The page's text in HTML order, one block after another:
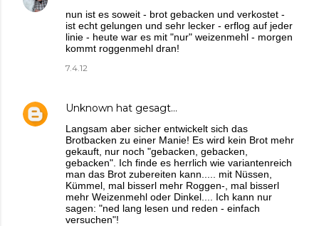
nun ist es soweit - brot gebacken und verkostet -
ist echt gelungen und sehr lecker - erflog auf jeder
linie - heute war es mit "nur" weizenmehl - morgen
kommt roggenmehl dran!
7.4.12
Unknown hat gesagt…
Langsam aber sicher entwickelt sich das
Brotbacken zu einer Manie! Es wird kein Brot mehr
gekauft, nur noch "gebacken, gebacken,
gebacken". Ich finde es herrlich wie variantenreich
man das Brot zubereiten kann..... mit Nüssen,
Kümmel, mal bisserl mehr Roggen-, mal bisserl
mehr Weizenmehl oder Dinkel.... Ich kann nur
sagen: "ned lang lesen und reden - einfach
versuchen"!